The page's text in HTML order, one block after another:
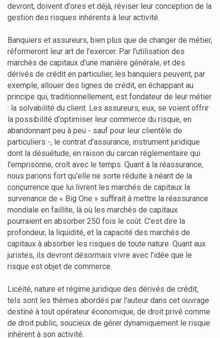
devront, doivent d'ores et déjà, réviser leur conception de la
gestion des risques inhérents à leur activité.
Banquiers et assureurs, bien plus que de changer de métier,
réformeront leur art de l'exercer. Par l'utilisation des
marchés de capitaux d'une manière générale, et des
dérivés de crédit en particulier, les banquiers peuvent, par
exemple, allouer des lignes de crédit, en échappant au
principe qui, traditionnellement, est fondateur de leur métier
: la solvabilité du client. Les assureurs, eux, se voient offrir
la possibilité d'optimiser leur commerce du risque, en
abandonnant peu à peu - sauf pour leur clientèle de
particuliers -, le contrat d'assurance, instrument juridique
dont la désuétude, en raison du carcan réglementaire qui
l'emprisonne, croît avec le temps. Quant à la réassurance,
nous parions fort qu'elle ne sorte réduite à néant de la
conçurrence que lui livrent les marchés de capitaux la
survenance de « Big One » suffirait à mettre la réassurance
mondiale en faillite, là où les marchés de capitaux
pourraient en absorber 250 fois le coût. C'est dire la
profondeur, la liquidité, et la capacité des marchés de
capitaux à absorber les risques de toute nature. Quant aux
juristes, ils devront désormais vivre avec l'idée que le
risque est objet de commerce.
Licéité, nature et régime juridique des dérivés de crédit,
tels sont les thèmes abordés par l'auteur dans cet ouvrage
destiné à tout opérateur économique, de droit privé comme
de droit public, soucieux de gérer dynamiquement le risque
inhérent à son activité.